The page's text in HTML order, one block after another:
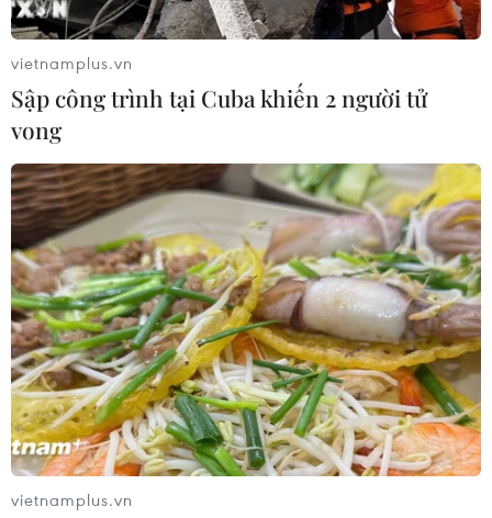
vietnamplus.vn
Sập công trình tại Cuba khiến 2 người tử
vong
vietnamplus.vn